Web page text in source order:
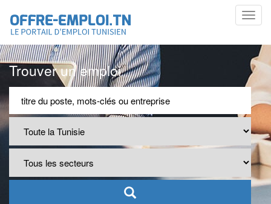
Trouver un emploi